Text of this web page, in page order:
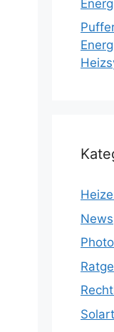
News